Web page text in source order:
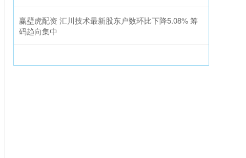
赢壁虎配资 汇川技术最新股东户数环比下降5.08% 筹
码趋向集中